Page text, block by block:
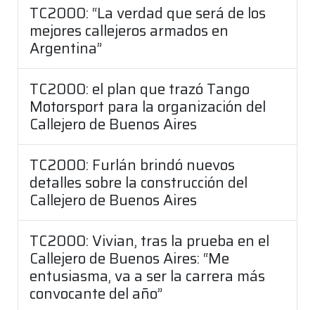
TC2000: “La verdad que será de los
mejores callejeros armados en
Argentina”
TC2000: el plan que trazó Tango
Motorsport para la organización del
Callejero de Buenos Aires
TC2000: Furlán brindó nuevos
detalles sobre la construcción del
Callejero de Buenos Aires
TC2000: Vivian, tras la prueba en el
Callejero de Buenos Aires: “Me
entusiasma, va a ser la carrera más
convocante del año”